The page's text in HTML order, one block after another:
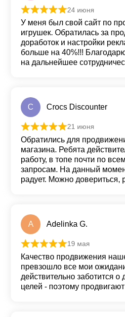
Оценка
24 июня
У меня был свой сайт по
игрушек. Обратилась за
доработок и настройки
больше на 40%!!!
на дальнейшее
C Crocs Discounter
Оценка
21 июня
Обратились для
магазина. Ребята
работу, в топе почти по
запросам. На данный
радует. Можно довериться,
A Adelinka G.
Оценка
19 мая
Качество продвижения
превзошло все мои
действительно заботится
целей - поэтому